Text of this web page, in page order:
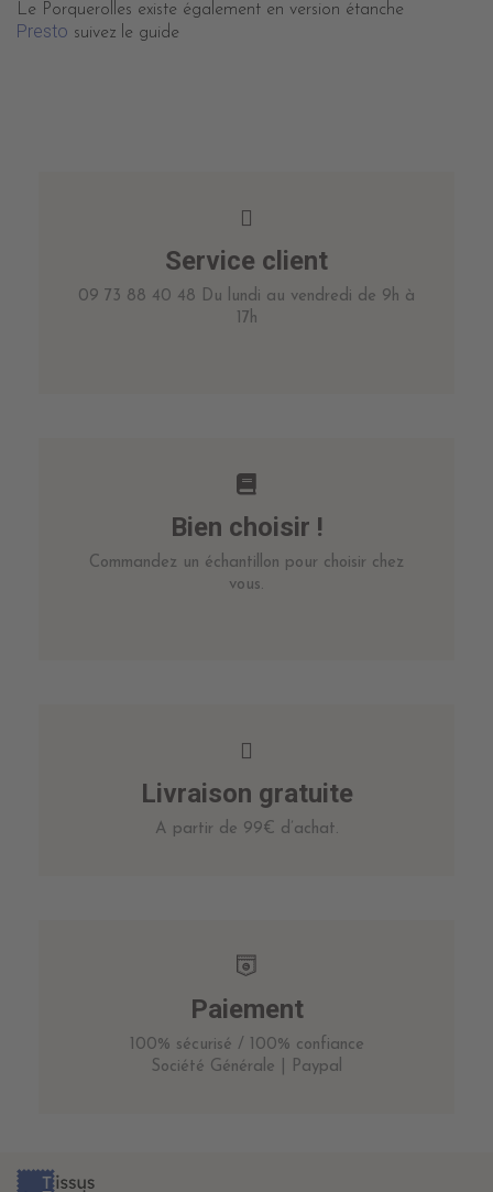
Le Porquerolles existe également en version étanche
Presto suivez le guide
Service client
09 73 88 40 48 Du lundi au vendredi de 9h à
17h
Bien choisir !
Commandez un échantillon pour choisir chez
vous.
Livraison gratuite
A partir de 99€ d’achat.
Paiement
100% sécurisé / 100% confiance
Société Générale | Paypal